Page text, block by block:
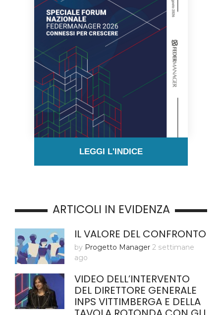
LEGGI L'INDICE
ARTICOLI IN EVIDENZA
IL VALORE DEL CONFRONTO
by Progetto Manager 2 settimane
ago
VIDEO DELL’INTERVENTO
DEL DIRETTORE GENERALE
INPS VITTIMBERGA E DELLA